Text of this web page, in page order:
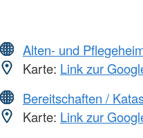
Alten- und
Karte: Link zur
Bereitschaften /
Karte: Link zur